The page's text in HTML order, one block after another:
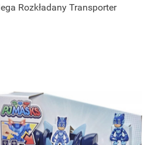
Rozkładany Transporter